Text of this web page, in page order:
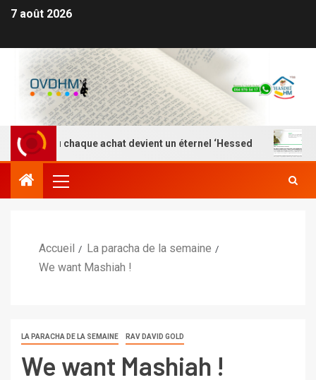
7 août 2026
Là où chaque achat devient un éternel ‘Hessed
Accueil
La paracha de la semaine
We want Mashiah !
LA PARACHA DE LA SEMAINE RAV DAVID GOLD
We want Mashiah !